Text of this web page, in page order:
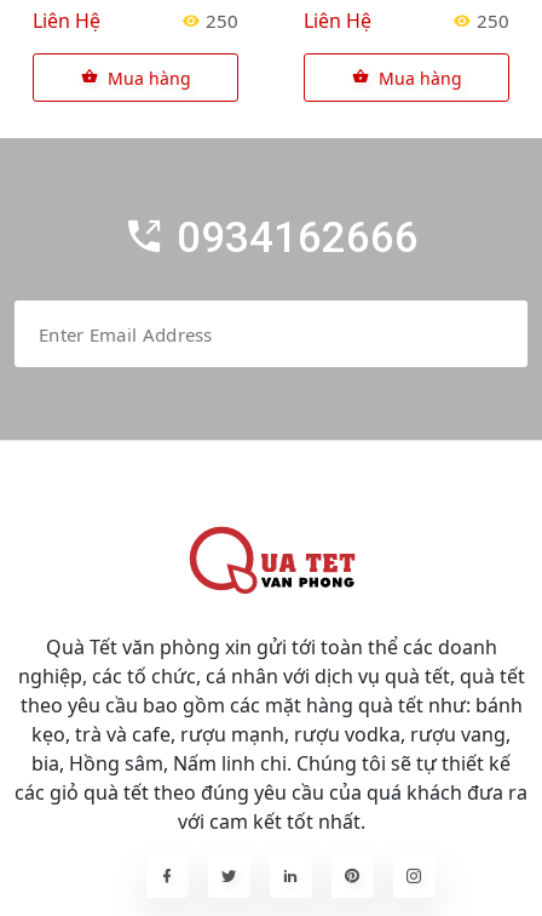
Liên Hệ 250
Mua hàng
Liên Hệ 250
Mua hàng
0934162666
Quà Tết văn phòng xin gửi tới toàn thể các doanh
nghiệp, các tố chức, cá nhân với dịch vụ quà tết, quà tết
theo yêu cầu bao gồm các mặt hàng quà tết như: bánh
kẹo, trà và cafe, rượu mạnh, rượu vodka, rượu vang,
bia, Hồng sâm, Nấm linh chi. Chúng tôi sẽ tự thiết kế
các giỏ quà tết theo đúng yêu cầu của quá khách đưa ra
với cam kết tốt nhất.